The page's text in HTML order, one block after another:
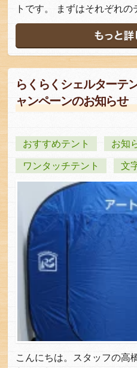
トです。 まずはそれぞれ
らくらくシェルターテ
ャンペーンのお知らせ
おすすめテント
お知
ワンタッチテント 文
こんにちは。スタッフの高